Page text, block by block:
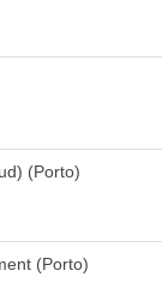
(Porto)
(Porto)